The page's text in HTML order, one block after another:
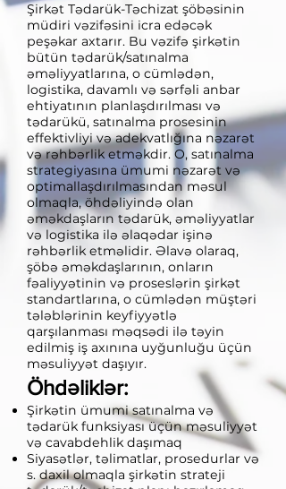
Şirkət Tədarük-Təchizat şöbəsinin
müdiri vəzifəsini icra edəcək
peşəkar axtarır. Bu vəzifə şirkətin
bütün tədarük/satınalma
əməliyyatlarına, o cümlədən,
logistika, davamlı və sərfəli anbar
ehtiyatının planlaşdırılması və
tədarükü, satınalma prosesinin
effektivliyi və adekvatlığına nəzarət
və rəhbərlik etməkdir. O, satınalma
strategiyasına ümumi nəzarət və
optimallaşdırılmasından məsul
olmaqla, öhdəliyində olan
əməkdaşların tədarük, əməliyyatlar
və logistika ilə əlaqədar işinə
rəhbərlik etməlidir. Əlavə olaraq,
şöbə əməkdaşlarının, onların
fəaliyyətinin və proseslərin şirkət
standartlarına, o cümlədən müştəri
tələblərinin keyfiyyətlə
qarşılanması məqsədi ilə təyin
edilmiş iş axınına uyğunluğu üçün
məsuliyyət daşıyır.
Öhdəliklər:
Şirkətin ümumi satınalma və
tədarük funksiyası üçün məsuliyyət
və cavabdehlik daşımaq
Siyasətlər, təlimatlar, prosedurlar və
s. daxil olmaqla şirkətin strateji